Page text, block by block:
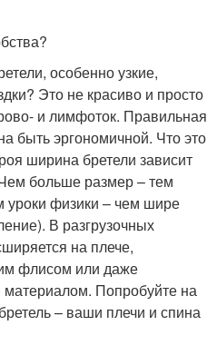
особенно узкие,
Это не красиво и просто
и лимфоток. Правильная
быть эргономичной. Что это
ширина бретели зависит
больше размер – тем
уроки физики – чем шире
В разгрузочных
на плече,
флисом или даже
Попробуйте на
– ваши плечи и спина